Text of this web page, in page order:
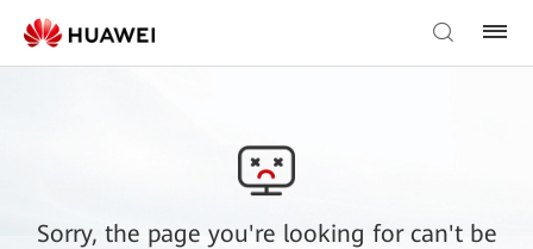
Sorry, the page you're looking for can't be